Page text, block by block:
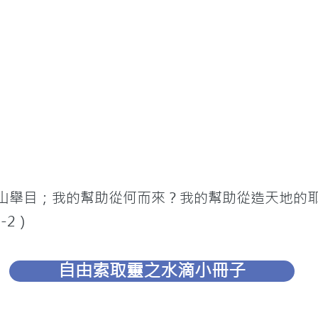
舉目；我的幫助從何而來？我的幫助從造天地的
2）
自由索取靈之水滴小冊子